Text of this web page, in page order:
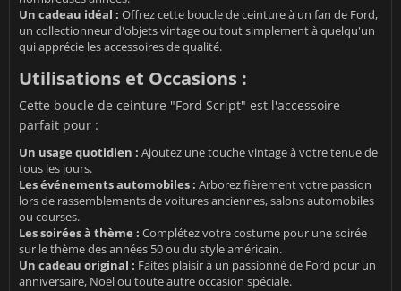
Un cadeau idéal : Offrez cette boucle de ceinture à un fan de Ford,
un collectionneur d'objets vintage ou tout simplement à quelqu'un
qui apprécie les accessoires de qualité.
Utilisations et Occasions :
Cette boucle de ceinture "Ford Script" est l'accessoire
parfait pour :
Un usage quotidien : Ajoutez une touche vintage à votre tenue de
tous les jours.
Les événements automobiles : Arborez fièrement votre passion
lors de rassemblements de voitures anciennes, salons automobiles
ou courses.
Les soirées à thème : Complétez votre costume pour une soirée
sur le thème des années 50 ou du style américain.
Un cadeau original : Faites plaisir à un passionné de Ford pour un
anniversaire, Noël ou toute autre occasion spéciale.